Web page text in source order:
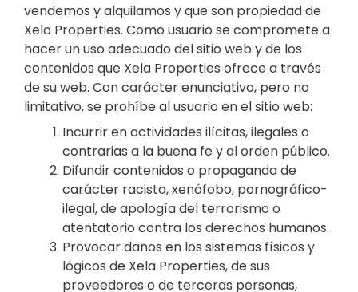
vendemos y alquilamos y que son propiedad de
Xela Properties. Como usuario se compromete a
hacer un uso adecuado del sitio web y de los
contenidos que Xela Properties ofrece a través
de su web. Con carácter enunciativo, pero no
limitativo, se prohíbe al usuario en el sitio web:
Incurrir en actividades ilícitas, ilegales o
contrarias a la buena fe y al orden público.
Difundir contenidos o propaganda de
carácter racista, xenófobo, pornográfico-
ilegal, de apología del terrorismo o
atentatorio contra los derechos humanos.
Provocar daños en los sistemas físicos y
lógicos de Xela Properties, de sus
proveedores o de terceras personas,